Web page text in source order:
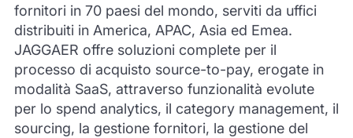
fornitori in 70 paesi del mondo, serviti da uffici
distribuiti in America, APAC, Asia ed Emea.
JAGGAER offre soluzioni complete per il
processo di acquisto source-to-pay, erogate in
modalità SaaS, attraverso funzionalità evolute
per lo spend analytics, il category management, il
sourcing, la gestione fornitori, la gestione del